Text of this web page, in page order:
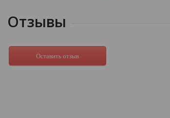
Отзывы
Оставить отзыв